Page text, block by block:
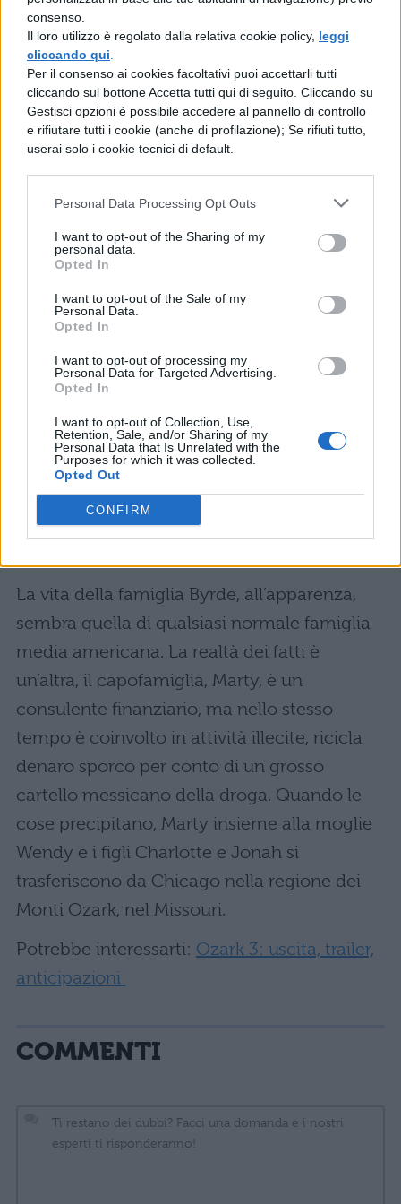
consenso.
Il loro utilizzo è regolato dalla relativa cookie policy, leggi
cliccando qui
Per il consenso ai cookies facoltativi puoi accettarli tutti
cliccando sul bottone Accetta tutti qui di seguito. Cliccando su
Gestisci opzioni è possibile accedere al pannello di controllo
e rifiutare tutti i cookie (anche di profilazione); Se rifiuti tutto,
userai solo i cookie tecnici di default.
Personal Data Processing Opt Outs
I want to opt-out of the Sharing of my
personal data.
Opted In
I want to opt-out of the Sale of my
Personal Data.
Opted In
I want to opt-out of processing my
Personal Data for Targeted Advertising.
Opted In
I want to opt-out of Collection, Use,
Retention, Sale, and/or Sharing of my
Personal Data that Is Unrelated with the
Purposes for which it was collected.
Opted Out
CONFIRM
Ruth Langmore(stagione 1-in corso),
interpretata da Julia Garner;
Rachel Garrison
interpretata da Jordana Spiro;
Roy Petty(stagioni 1-2), interpretato
da Jason Butler Harner;
Camino Del Rio(stagione 1),
interpretato da Esai Morales;
Jacob Snell(stagioni 1-2), interpretato
da Peter Mullan;
Darlene Snell(stagione 1-in corso),
interpretata da Lisa Emery;
Wyatt Langmore(stagione 2-in corso,
ricorrente stagione 1), interpretato
da Charlie Tahan.
Non perdere:Ozark 2 streaming: come
vederlo
Prima stagione Ozark: il
riassunto
La vita della famiglia Byrde, all’apparenza,
sembra quella di qualsiasi normale famiglia
media americana. La realtà dei fatti è
un’altra, il capofamiglia, Marty, è un
consulente finanziario, ma nello stesso
tempo è coinvolto in attività illecite, ricicla
denaro sporco per conto di un grosso
cartello messicano della droga. Quando le
cose precipitano, Marty insieme alla moglie
Wendy e i figli Charlotte e Jonah si
trasferiscono da Chicago nella regione dei
Monti Ozark, nel Missouri.
Potrebbe interessarti: Ozark 3: uscita, trailer,
anticipazioni
COMMENTI